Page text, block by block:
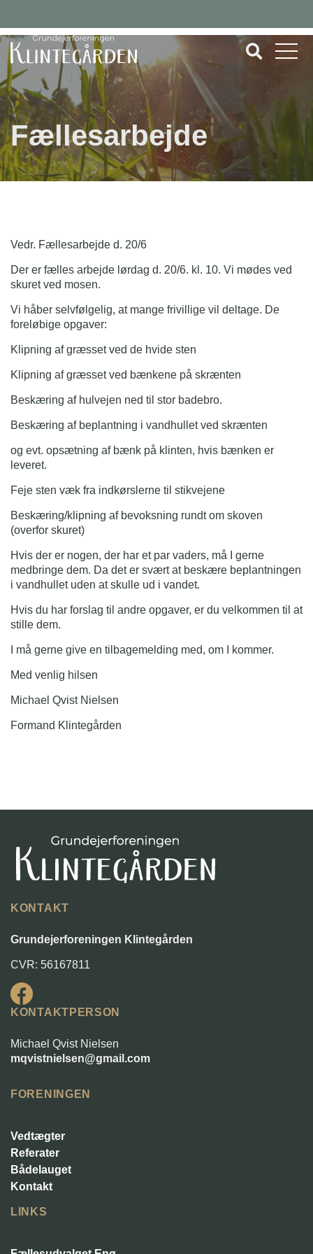
Fællesarbejde
Vedr. Fællesarbejde d. 20/6
Der er fælles arbejde lørdag d. 20/6. kl. 10. Vi mødes ved
skuret ved mosen.
Vi håber selvfølgelig, at mange frivillige vil deltage. De
foreløbige opgaver:
Klipning af græsset ved de hvide sten
Klipning af græsset ved bænkene på skrænten
Beskæring af hulvejen ned til stor badebro.
Beskæring af beplantning i vandhullet ved skrænten
og evt. opsætning af bænk på klinten, hvis bænken er
leveret.
Feje sten væk fra indkørslerne til stikvejene
Beskæring/klipning af bevoksning rundt om skoven
(overfor skuret)
Hvis der er nogen, der har et par vaders, må I gerne
medbringe dem. Da det er svært at beskære beplantningen
i vandhullet uden at skulle ud i vandet.
Hvis du har forslag til andre opgaver, er du velkommen til at
stille dem.
I må gerne give en tilbagemelding med, om I kommer.
Med venlig hilsen
Michael Qvist Nielsen
Formand Klintegården
KONTAKT
Grundejerforeningen Klintegården
CVR: 56167811
KONTAKTPERSON
Michael Qvist Nielsen
mqvistnielsen@gmail.com
FORENINGEN
Vedtægter
Referater
Bådelauget
Kontakt
LINKS